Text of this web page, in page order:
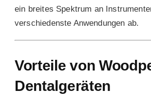
ein breites Spektrum an
verschiedenste Anwendungen ab.
Vorteile von
Dentalgeräten